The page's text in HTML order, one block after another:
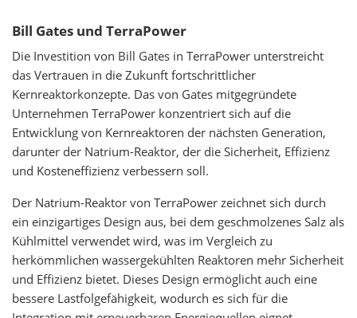
Bill Gates und TerraPower
Die Investition von Bill Gates in TerraPower unterstreicht
das Vertrauen in die Zukunft fortschrittlicher
Kernreaktorkonzepte. Das von Gates mitgegründete
Unternehmen TerraPower konzentriert sich auf die
Entwicklung von Kernreaktoren der nächsten Generation,
darunter der Natrium-Reaktor, der die Sicherheit, Effizienz
und Kosteneffizienz verbessern soll.
Der Natrium-Reaktor von TerraPower zeichnet sich durch
ein einzigartiges Design aus, bei dem geschmolzenes Salz als
Kühlmittel verwendet wird, was im Vergleich zu
herkömmlichen wassergekühlten Reaktoren mehr Sicherheit
und Effizienz bietet. Dieses Design ermöglicht auch eine
bessere Lastfolgefähigkeit, wodurch es sich für die